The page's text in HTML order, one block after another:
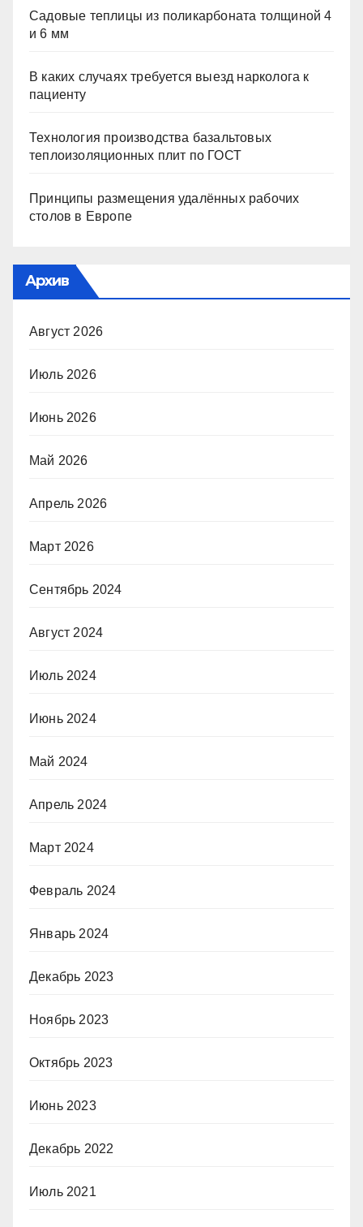
Садовые теплицы из поликарбоната толщиной 4
и 6 мм
В каких случаях требуется выезд нарколога к
пациенту
Технология производства базальтовых
теплоизоляционных плит по ГОСТ
Принципы размещения удалённых рабочих
столов в Европе
Архив
Август 2026
Июль 2026
Июнь 2026
Май 2026
Апрель 2026
Март 2026
Сентябрь 2024
Август 2024
Июль 2024
Июнь 2024
Май 2024
Апрель 2024
Март 2024
Февраль 2024
Январь 2024
Декабрь 2023
Ноябрь 2023
Октябрь 2023
Июнь 2023
Декабрь 2022
Июль 2021